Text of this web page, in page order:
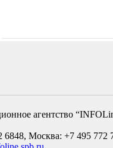
агентство
6848, Москва: +7 495 772